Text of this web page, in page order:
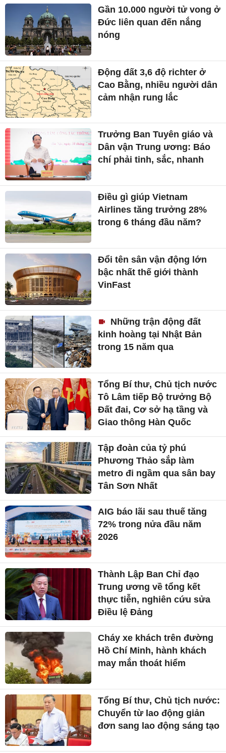
Gần 10.000 người tử vong ở
Đức liên quan đến nắng
nóng
Động đất 3,6 độ richter ở
Cao Bằng, nhiều người dân
cảm nhận rung lắc
Trưởng Ban Tuyên giáo và
Dân vận Trung ương: Báo
chí phải tinh, sắc, nhanh
Điều gì giúp Vietnam
Airlines tăng trưởng 28%
trong 6 tháng đầu năm?
Đổi tên sân vận động lớn
bậc nhất thế giới thành
VinFast
Những trận động đất
kinh hoàng tại Nhật Bản
trong 15 năm qua
Tổng Bí thư, Chủ tịch nước
Tô Lâm tiếp Bộ trưởng Bộ
Đất đai, Cơ sở hạ tầng và
Giao thông Hàn Quốc
Tập đoàn của tỷ phú
Phương Thảo sắp làm
metro đi ngầm qua sân bay
Tân Sơn Nhất
AIG báo lãi sau thuế tăng
72% trong nửa đầu năm
2026
Thành Lập Ban Chỉ đạo
Trung ương về tổng kết
thực tiễn, nghiên cứu sửa
Điều lệ Đảng
Cháy xe khách trên đường
Hồ Chí Minh, hành khách
may mắn thoát hiểm
Tổng Bí thư, Chủ tịch nước:
Chuyển từ lao động giản
đơn sang lao động sáng tạo